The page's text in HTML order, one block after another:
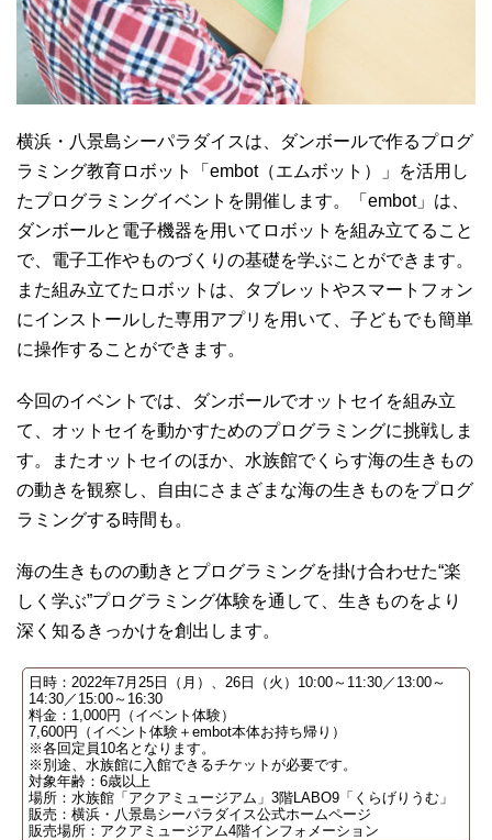
横浜・八景島シーパラダイスは、ダンボールで作るプログ
ラミング教育ロボット「embot（エムボット）」を活用し
たプログラミングイベントを開催します。「embot」は、
ダンボールと電子機器を用いてロボットを組み立てること
で、電子工作やものづくりの基礎を学ぶことができます。
また組み立てたロボットは、タブレットやスマートフォン
にインストールした専用アプリを用いて、子どもでも簡単
に操作することができます。
今回のイベントでは、ダンボールでオットセイを組み立
て、オットセイを動かすためのプログラミングに挑戦しま
す。またオットセイのほか、水族館でくらす海の生きもの
の動きを観察し、自由にさまざまな海の生きものをプログ
ラミングする時間も。
海の生きものの動きとプログラミングを掛け合わせた“楽
しく学ぶ”プログラミング体験を通して、生きものをより
深く知るきっかけを創出します。
日時：2022年7月25日（月）、26日（火）10:00～11:30／13:00～
14:30／15:00～16:30
料金：1,000円（イベント体験）
7,600円（イベント体験＋embot本体お持ち帰り）
※各回定員10名となります。
※別途、水族館に入館できるチケットが必要です。
対象年齢：6歳以上
場所：水族館「アクアミュージアム」3階LABO9「くらげりうむ」
販売：横浜・八景島シーパラダイス公式ホームページ
販売場所：アクアミュージアム4階インフォメーション